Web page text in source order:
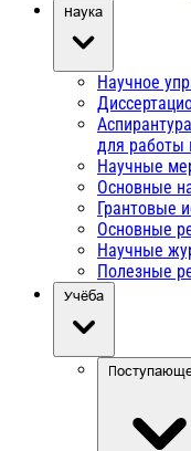
Наука
Научное
для работы
Научные
Основные
Грантовые
Основные
Научные
Полезные
Учёба